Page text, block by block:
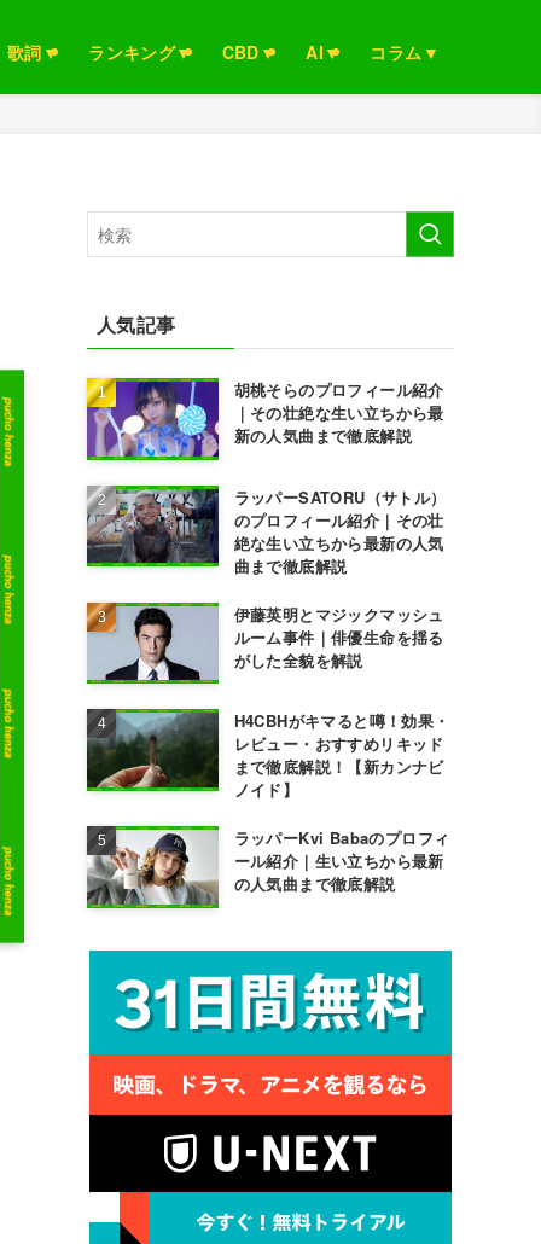
歌詞▼ ランキング▼ CBD▼ AI▼ コラム▼
人気記事
胡桃そらのプロフィール紹介
｜その壮絶な生い立ちから最
新の人気曲まで徹底解説
ラッパーSATORU（サトル）
のプロフィール紹介｜その壮
絶な生い立ちから最新の人気
曲まで徹底解説
伊藤英明とマジックマッシュ
ルーム事件｜俳優生命を揺る
がした全貌を解説
H4CBHがキマると噂！効果・
レビュー・おすすめリキッド
まで徹底解説！【新カンナビ
ノイド】
ラッパーKvi Babaのプロフィ
ール紹介｜生い立ちから最新
の人気曲まで徹底解説